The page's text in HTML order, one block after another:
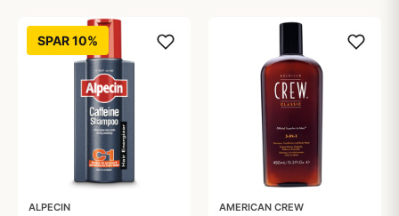
SPAR 10%
ALPECIN AMERICAN CREW